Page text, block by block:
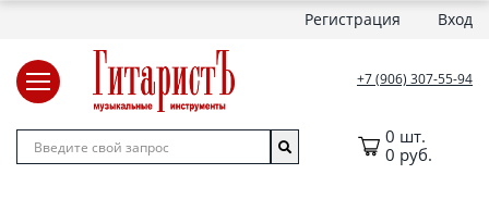
Регистрация Вход
+7 (906) 307-55-94
0 шт.
0 руб.